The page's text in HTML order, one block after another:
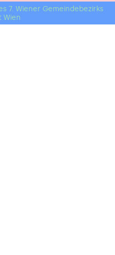
7. Wiener Gemeindebezirks
Wien